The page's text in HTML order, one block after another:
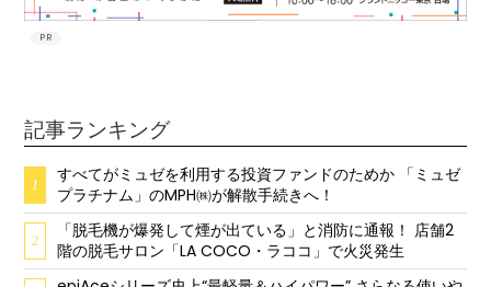
PR
記事ランキング
1
すべてがミュゼを利用する投資ファンドのためか 「ミュゼ
プラチナム」のMPH㈱が解散手続きへ！
2
「脱毛機が爆発して煙が出ている」と消防に通報！ 店舗2
階の脱毛サロン「LA COCO・ラココ」で火災発生